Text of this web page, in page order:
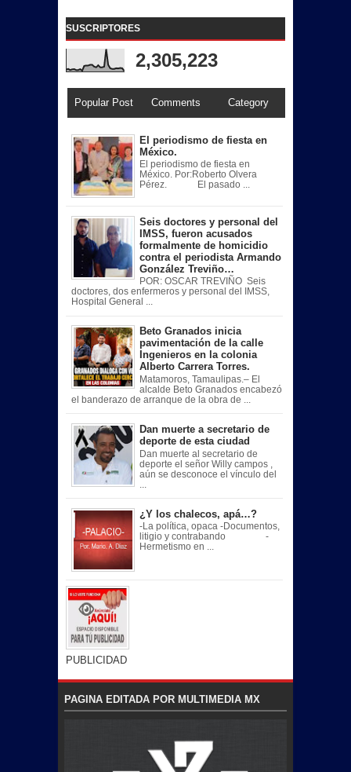
SUSCRIPTORES
2,305,223
Popular Post Comments Category
El periodismo de fiesta en
México.
El periodismo de fiesta en
México. Por:Roberto Olvera
Pérez. El pasado ...
Seis doctores y personal del
IMSS, fueron acusados
formalmente de homicidio
contra el periodista Armando
González Treviño…
POR: OSCAR TREVIÑO Seis
doctores, dos enfermeros y personal del IMSS,
Hospital General ...
Beto Granados inicia
pavimentación de la calle
Ingenieros en la colonia
Alberto Carrera Torres.
Matamoros, Tamaulipas.– El
alcalde Beto Granados encabezó
el banderazo de arranque de la obra de ...
Dan muerte a secretario de
deporte de esta ciudad
Dan muerte al secretario de
deporte el señor Willy campos ,
aún se desconoce el vínculo del
¿Y los chalecos, apá…?
-La política, opaca -Documentos,
litigio y contrabando -
Hermetismo en ...
PUBLICIDAD
PAGINA EDITADA POR MULTIMEDIA MX